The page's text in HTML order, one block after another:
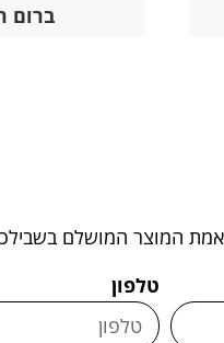
ברום
המוצר המושלם
טלפון